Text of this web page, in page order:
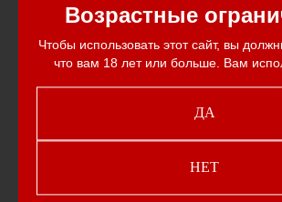
Возрастные
Чтобы использовать этот сайт, вы
что вам 18 лет или больше. Вам
ДА
НЕТ